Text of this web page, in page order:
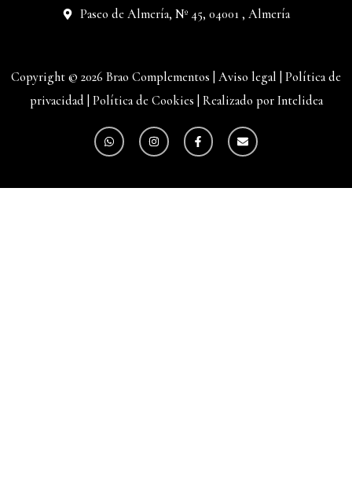
Paseo de Almería, Nº 45, 04001 , Almería
Copyright © 2026 Brao Complementos | Aviso legal Política de
privacidad Política de Cookies Realizado por Intelidea
W
h
a
a
I
n
s
g
F
a
c
o
E
n
v
o